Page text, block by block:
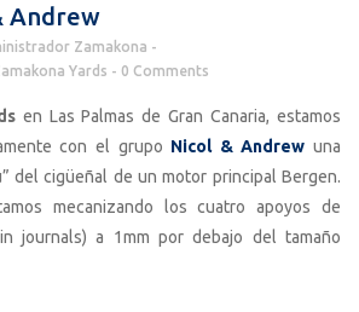
Andrew
Zamakona
Yards 0 Comments
en Las Palmas de Gran Canaria, estamos
con el grupo Nicol & Andrew una
del cigüeñal de un motor principal Bergen.
mecanizando los cuatro apoyos de
journals) a 1mm por debajo del tamaño